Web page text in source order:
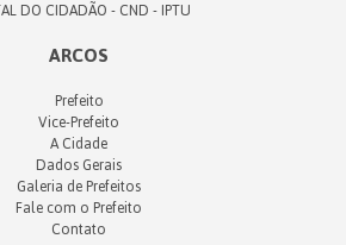
DO CIDADÃO - CND - IPTU
ARCOS
Prefeito
Vice-Prefeito
A Cidade
Dados Gerais
Galeria de Prefeitos
Fale com o Prefeito
Contato